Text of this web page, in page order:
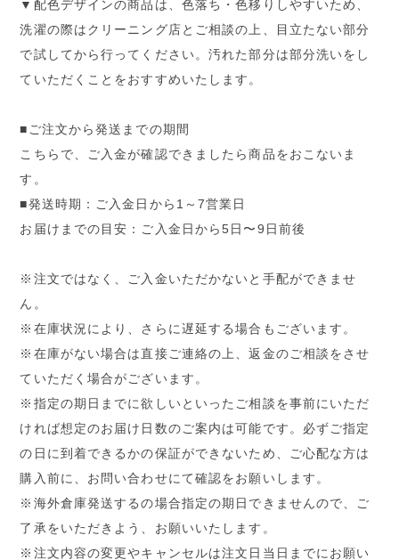
▼配色デザインの商品は、色落ち・色移りしやすいため、
洗濯の際はクリーニング店とご相談の上、目立たない部分
で試してから行ってください。汚れた部分は部分洗いをし
ていただくことをおすすめいたします。
■ご注文から発送までの期間
こちらで、ご入金が確認できましたら商品をおこないま
す。
■発送時期：ご入金日から1～7営業日
お届けまでの目安：ご入金日から5日〜9日前後
※注文ではなく、ご入金いただかないと手配ができませ
ん。
※在庫状況により、さらに遅延する場合もございます。
※在庫がない場合は直接ご連絡の上、返金のご相談をさせ
ていただく場合がございます。
※指定の期日までに欲しいといったご相談を事前にいただ
ければ想定のお届け日数のご案内は可能です。必ずご指定
の日に到着できるかの保証ができないため、ご心配な方は
購入前に、お問い合わせにて確認をお願いします。
※海外倉庫発送するの場合指定の期日できませんので、ご
了承をいただきよう、お願いいたします。
※注文内容の変更やキャンセルは注文日当日までにお願い